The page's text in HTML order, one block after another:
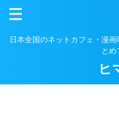
日本全国のネットカフェ・漫
とめ
ヒ